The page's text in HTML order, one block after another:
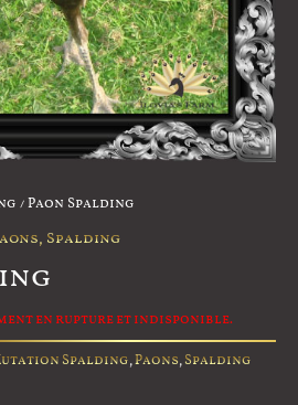
/ Paon Spalding
, Spalding
en rupture et indisponible.
Spalding,Paons,Spalding